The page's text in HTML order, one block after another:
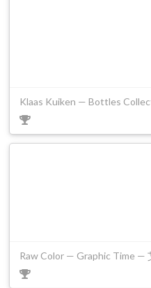
Klaas Kuiken — Bottles
Raw Color — Graphic Time —